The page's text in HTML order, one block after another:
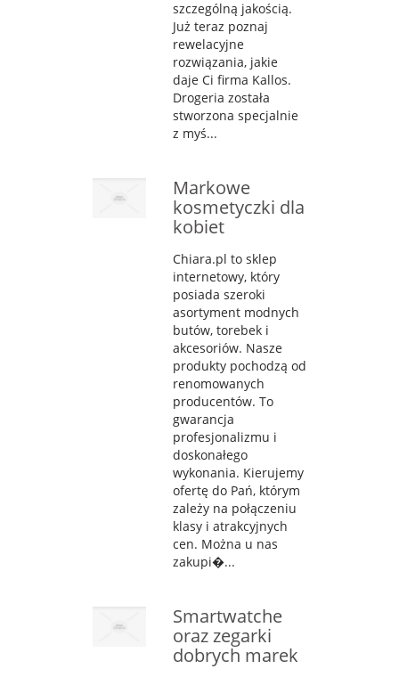
szczególną jakością.
Już teraz poznaj
rewelacyjne
rozwiązania, jakie
daje Ci firma Kallos.
Drogeria została
stworzona specjalnie
z myś...
Markowe
kosmetyczki dla
kobiet
Chiara.pl to sklep
internetowy, który
posiada szeroki
asortyment modnych
butów, torebek i
akcesoriów. Nasze
produkty pochodzą od
renomowanych
producentów. To
gwarancja
profesjonalizmu i
doskonałego
wykonania. Kierujemy
ofertę do Pań, którym
zależy na połączeniu
klasy i atrakcyjnych
cen. Można u nas
zakupi�...
Smartwatche
oraz zegarki
dobrych marek